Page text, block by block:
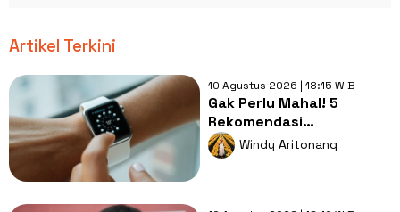
Artikel Terkini
10 Agustus 2026 | 18:15 WIB
Gak Perlu Mahal! 5
Rekomendasi
Smartwatch Berkualitas
dan Ramah di Kantong
Windy Aritonang